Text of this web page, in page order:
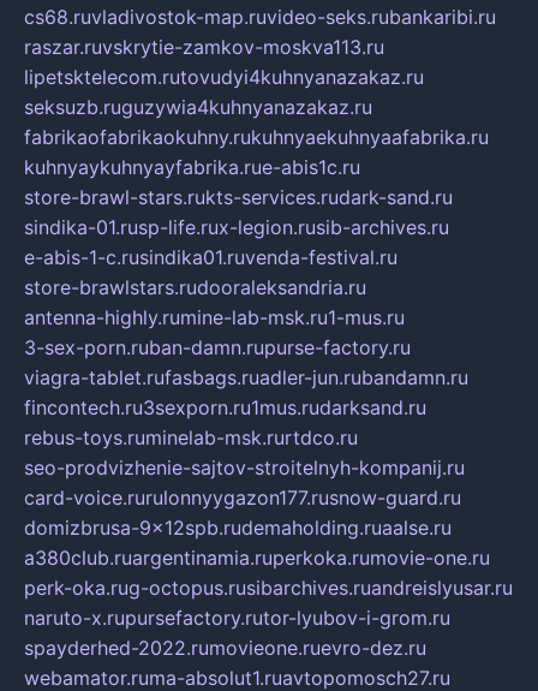
cs68.ruvladivostok-map.ruvideo-seks.rubankaribi.ru
raszar.ruvskrytie-zamkov-moskva113.ru
lipetsktelecom.rutovudyi4kuhnyanazakaz.ru
seksuzb.ruguzywia4kuhnyanazakaz.ru
fabrikaofabrikaokuhny.rukuhnyaekuhnyaafabrika.ru
kuhnyaykuhnyayfabrika.rue-abis1c.ru
store-brawl-stars.rukts-services.rudark-sand.ru
sindika-01.rusp-life.rux-legion.rusib-archives.ru
e-abis-1-c.rusindika01.ruvenda-festival.ru
store-brawlstars.rudooraleksandria.ru
antenna-highly.rumine-lab-msk.ru1-mus.ru
3-sex-porn.ruban-damn.rupurse-factory.ru
viagra-tablet.rufasbags.ruadler-jun.rubandamn.ru
fincontech.ru3sexporn.ru1mus.rudarksand.ru
rebus-toys.ruminelab-msk.rurtdco.ru
seo-prodvizhenie-sajtov-stroitelnyh-kompanij.ru
card-voice.rurulonnyygazon177.rusnow-guard.ru
domizbrusa-9x12spb.rudemaholding.ruaalse.ru
a380club.ruargentinamia.ruperkoka.rumovie-one.ru
perk-oka.rug-octopus.rusibarchives.ruandreislyusar.ru
naruto-x.rupursefactory.rutor-lyubov-i-grom.ru
spayderhed-2022.rumovieone.ruevro-dez.ru
webamator.ruma-absolut1.ruavtopomosch27.ru